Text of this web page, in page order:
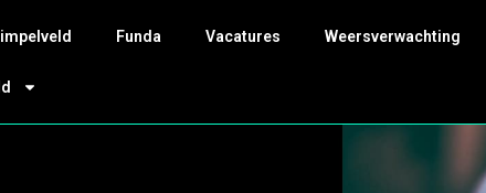
Funda Vacatures Weersverwachting